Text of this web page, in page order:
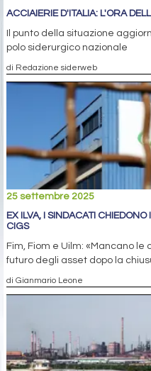
ACCIAIERIE D'ITALIA: L'ORA
Il punto della situazione
polo siderurgico nazionale
di Redazione siderweb
25 settembre 2025
EX ILVA, I SINDACATI
CIGS
Fim, Fiom e Uilm: «Mancano le
futuro degli asset dopo la
di Gianmario Leone